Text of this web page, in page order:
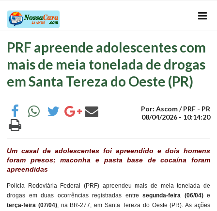
PRF apreende adolescentes com
mais de meia tonelada de drogas
em Santa Tereza do Oeste (PR)
Por: Ascom / PRF - PR
08/04/2026 - 10:14:20
Um casal de adolescentes foi apreendido e dois homens
foram presos; maconha e pasta base de cocaína foram
apreendidas
Polícia Rodoviária Federal (PRF) apreendeu mais de meia tonelada de
drogas em duas ocorrências registradas entre segunda-feira (06/04)e
terça-feira (07/04), na BR-277, em Santa Tereza do Oeste (PR). As ações